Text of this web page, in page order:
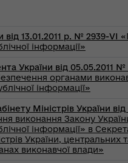
від 13.01.2011 р. № 2939-VІ
інформації»
України від 05.05.2011 №
органами
інформації»
Міністрів України від
виконання Закону
інформації» в
України, центральних
виконавчої влади»